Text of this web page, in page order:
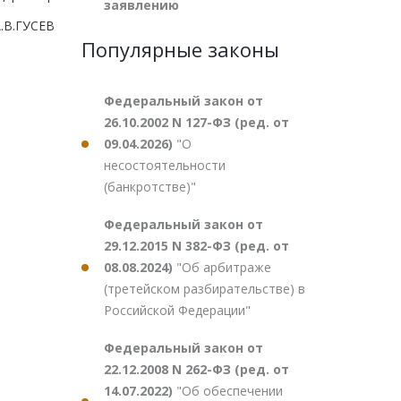
заявлению
Популярные законы
Федеральный закон от
26.10.2002 N 127-ФЗ (ред. от
09.04.2026) "О
несостоятельности
(банкротстве)"
Федеральный закон от
29.12.2015 N 382-ФЗ (ред. от
08.08.2024) "Об арбитраже
(третейском разбирательстве) в
Российской Федерации"
Федеральный закон от
22.12.2008 N 262-ФЗ (ред. от
14.07.2022) "Об обеспечении